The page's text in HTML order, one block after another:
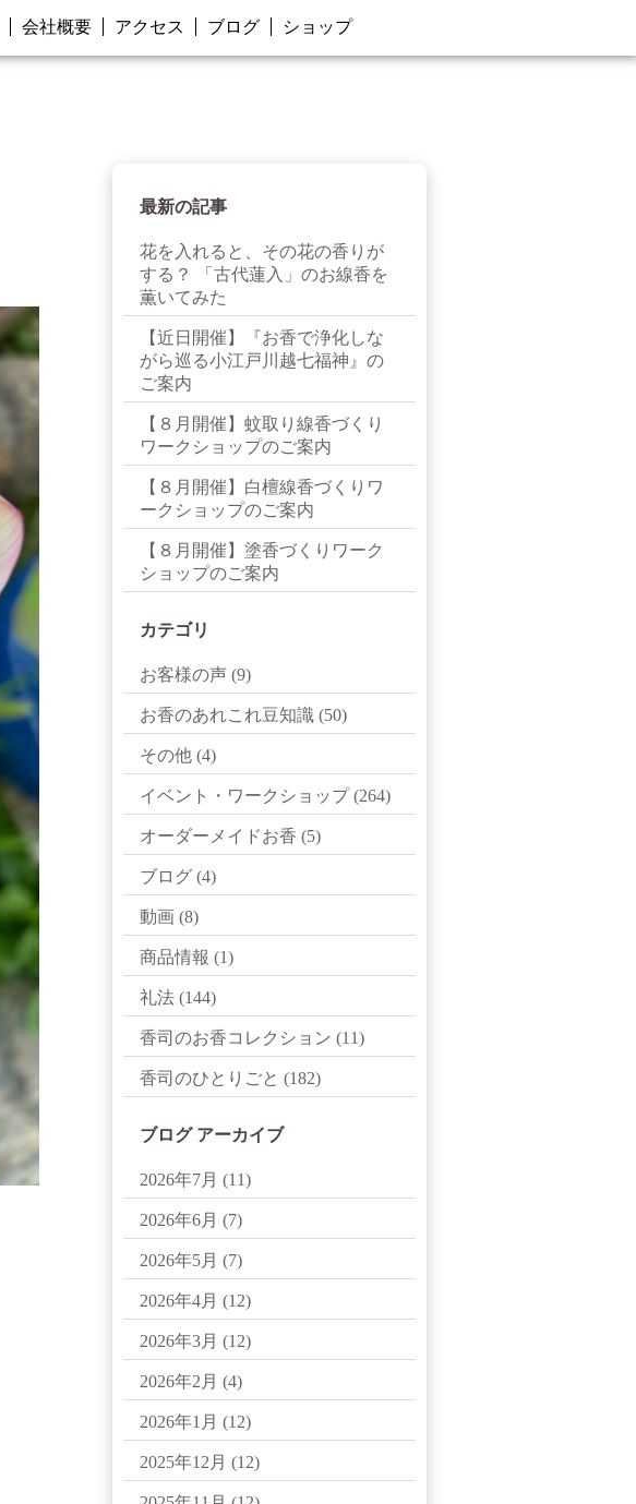
会社概要 アクセス ブログ ショップ
最新の記事
花を入れると、その花の香りが
する？ 「古代蓮入」のお線香を
薫いてみた
【近日開催】『お香で浄化しな
がら巡る小江戸川越七福神』の
ご案内
【８月開催】蚊取り線香づくり
ワークショップのご案内
【８月開催】白檀線香づくりワ
ークショップのご案内
【８月開催】塗香づくりワーク
ショップのご案内
カテゴリ
お客様の声 (9)
お香のあれこれ豆知識 (50)
その他 (4)
イベント・ワークショップ(264)
オーダーメイドお香 (5)
ブログ (4)
動画 (8)
商品情報 (1)
礼法 (144)
香司のお香コレクション (11)
香司のひとりごと (182)
ブログ アーカイブ
2026年7月 (11)
2026年6月 (7)
2026年5月 (7)
2026年4月 (12)
2026年3月 (12)
2026年2月 (4)
2026年1月 (12)
2025年12月 (12)